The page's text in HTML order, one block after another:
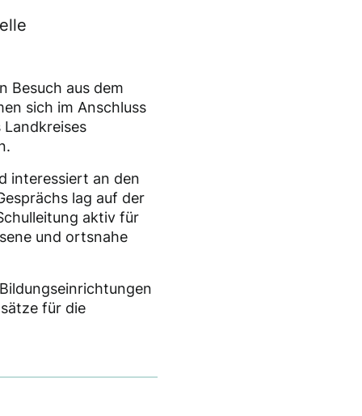
Besuch aus dem
sich im Anschluss
interessiert an den
lag auf der
aktiv für
und ortsnahe
für die